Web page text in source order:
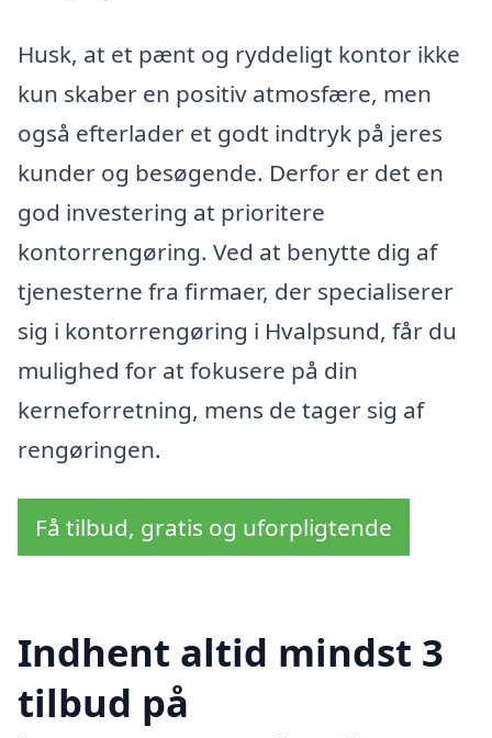
Husk, at et pænt og ryddeligt kontor ikke
kun skaber en positiv atmosfære, men
også efterlader et godt indtryk på jeres
kunder og besøgende. Derfor er det en
god investering at prioritere
kontorrengøring. Ved at benytte dig af
tjenesterne fra firmaer, der specialiserer
sig i kontorrengøring i Hvalpsund, får du
mulighed for at fokusere på din
kerneforretning, mens de tager sig af
rengøringen.
Få tilbud, gratis og uforpligtende
Indhent altid mindst 3
tilbud på